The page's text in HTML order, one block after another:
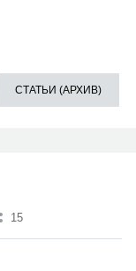
СТАТЬИ (АРХИВ)
15